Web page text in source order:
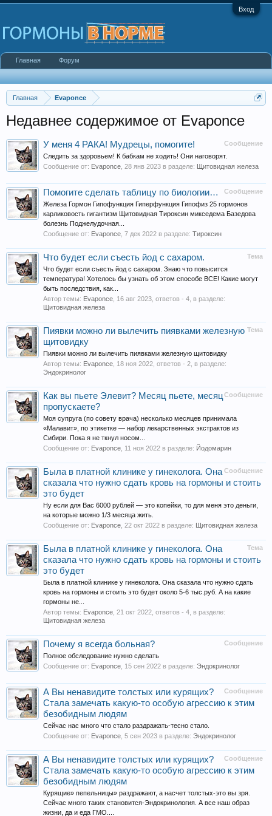
Вход
Главная Evaponce
Недавнее содержимое от Evaponce
Сообщение
У меня 4 РАКА! Мудрецы, помогите!
Следить за здоровьем! К бабкам не ходить! Они наговорят.
Сообщение от: Evaponce 28 янв 2023 в разделе: Щитовидная железа
Сообщение
Помогите сделать таблицу по биологии…
Железа Гормон Гипофункция Гиперфункция Гипофиз 25 гормонов
карликовость гигантизм Щитовидная Тироксин микседема Базедова
болезнь Поджелудочная...
Сообщение от: Evaponce 7 дек 2022 в разделе: Тироксин
Тема
Что будет если съесть йод с сахаром.
Что будет если съесть йод с сахаром. Знаю что повысится
температура! Хотелось бы узнать об этом способе ВСЕ! Какие могут
быть последствия, как...
Автор темы: Evaponce 16 авг 2023 , ответов - 4, в разделе:
Щитовидная железа
Тема
Пиявки можно ли вылечить пиявками железную
щитовидку
Пиявки можно ли вылечить пиявками железную щитовидку
Автор темы: Evaponce 18 ноя 2022 , ответов - 2, в разделе:
Эндокринолог
Сообщение
Как вы пьете Элевит? Месяц пьете, месяц
пропускаете?
Моя супруга (по совету врача) несколько месяцев принимала
«Малавит», по этикетке — набор лекарственных экстрактов из
Сибири. Пока я не ткнул носом...
Сообщение от: Evaponce 11 ноя 2022 в разделе: Йодомарин
Сообщение
Была в платной клинике у гинеколога. Она
сказала что нужно сдать кровь на гормоны и стоить
это будет
Ну если для Вас 6000 рублей — это копейки, то для меня это деньги,
на которые можно 1/3 месяца жить.
Сообщение от: Evaponce 22 окт 2022 в разделе: Щитовидная железа
Тема
Была в платной клинике у гинеколога. Она
сказала что нужно сдать кровь на гормоны и стоить
это будет
Была в платной клинике у гинеколога. Она сказала что нужно сдать
кровь на гормоны и стоить это будет около 5-6 тыс.руб. А на какие
гормоны не...
Автор темы: Evaponce 21 окт 2022 , ответов - 4, в разделе:
Щитовидная железа
Сообщение
Почему я всегда больная?
Полное обследование нужно сделать
Сообщение от: Evaponce 15 сен 2022 в разделе: Эндокринолог
Сообщение
А Вы ненавидите толстых или курящих?
Стала замечать какую-то особую агрессию к этим
безобидным людям
Сейчас нас много что стало раздражать-тесно стало.
Сообщение от: Evaponce 5 сен 2023 в разделе: Эндокринолог
Сообщение
А Вы ненавидите толстых или курящих?
Стала замечать какую-то особую агрессию к этим
безобидным людям
Курящие» пепельницы» раздражают, а насчет толстых-это вы зря.
Сейчас много таких становится-Эндокринология. А все наш образ
жизни, да и еда ГМО....
Главная Форум